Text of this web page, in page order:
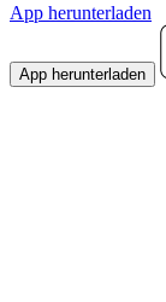
App herunterladen
App herunterladen